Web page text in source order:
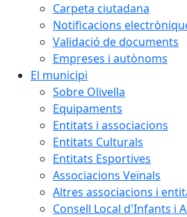
Carpeta ciutadana
Notificacions
Validació de documents
Empreses i autònoms
El municipi
Sobre Olivella
Equipaments
Entitats i associacions
Entitats Culturals
Entitats Esportives
Associacions Veïnals
Altres associacions i
Consell Local d'Infants i